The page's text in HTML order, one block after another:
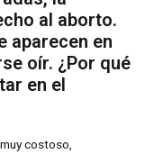
al aborto.
aparecen en
oír. ¿Por qué
en el
costoso,